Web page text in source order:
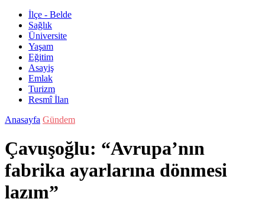
İlçe - Belde
Sağlık
Üniversite
Yaşam
Eğitim
Asayiş
Emlak
Turizm
Resmî İlan
Anasayfa Gündem
Çavuşoğlu: “Avrupa’nın
fabrika ayarlarına dönmesi
lazım”